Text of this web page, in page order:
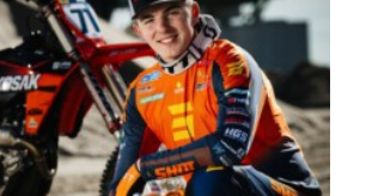
MAXIMILIAN SPIES